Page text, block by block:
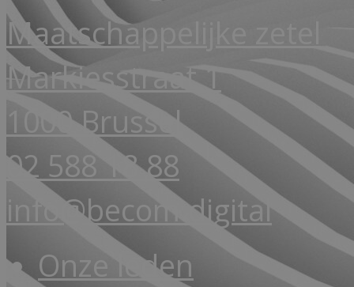
Maatschappelijke zetel
Markiesstraat 1
1000 Brussel
02 588 18 88
info@becom.digital
Onze leden